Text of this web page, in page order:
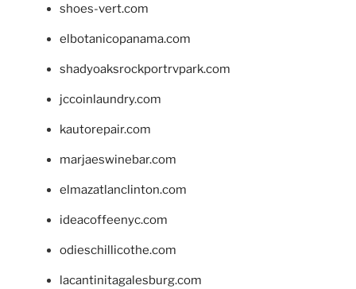
shoes-vert.com
elbotanicopanama.com
shadyoaksrockportrvpark.com
jccoinlaundry.com
kautorepair.com
marjaeswinebar.com
elmazatlanclinton.com
ideacoffeenyc.com
odieschillicothe.com
lacantinitagalesburg.com